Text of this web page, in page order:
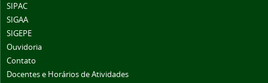
SIPAC
SIGAA
SIGEPE
Ouvidoria
Contato
Docentes e Horários de Atividades